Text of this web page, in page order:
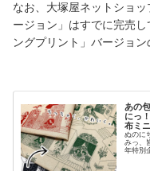
なお、大塚屋ネットショ
ージョン」はすでに完売
ングプリント」バージョン
あの
にっ
布ミ
ぬのに
みっ、
年特別